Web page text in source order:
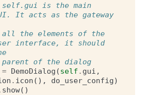
self.gui is the main
It acts as the gateway
all the elements of the
interface, it should
parent of the dialog
= DemoDialog (self . gui ,
. icon (), do_user_config)
show()